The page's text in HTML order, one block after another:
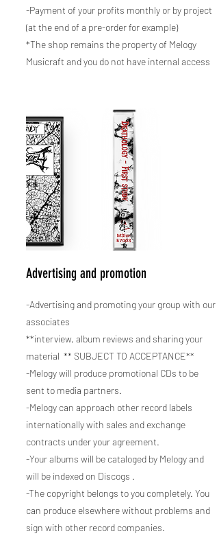
-Payment of your profits monthly or by project
(at the end of a pre-order for example)
*The shop remains the property of Melogy
Musicraft and you do not have internal access
Advertising and promotion
-Advertising and promoting your group with our
associates
**interview, album reviews and sharing your
material ** SUBJECT TO ACCEPTANCE**
-Melogy will produce promotional CDs to be
sent to media partners.
-Melogy can approach other record labels
internationally with sales and exchange
contracts under your agreement.
-Your albums will be cataloged by Melogy and
will be indexed on Discogs .
-The copyright belongs to you completely. You
can produce elsewhere without problems and
sign with other record companies.